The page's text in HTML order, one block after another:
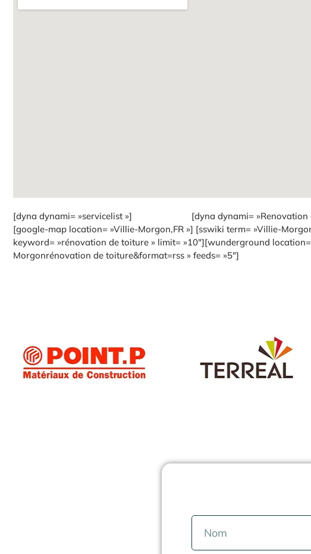
[dyna dynami= »servicelist »]
[dyna dynami=
[google-map location= »Villie-Morgon,FR »] [sswiki term= »Villie-
keyword= »rénovation de toiture » limit= »10″][wunderground
Morgonrénovation de toiture&format=rss » feeds= »5″]